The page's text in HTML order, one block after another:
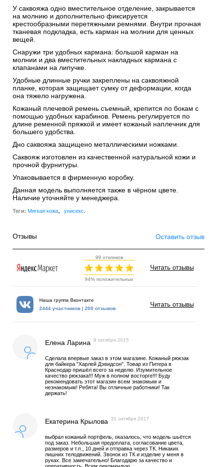
У саквояжа одно вместительное отделение, закрывается
на молнию и дополнительно фиксируется
крестообразными перетяжными ремнями. Внутри прочная
тканевая подкладка, есть карман на молнии для ценных
вещей.
Снаружи три удобных кармана: большой карман на
молнии и два вместительных накладных кармана с
клапанами на липучке.
Удобные длинные ручки закреплены на саквояжной
планке, которая защищает сумку от деформации, когда
она тяжело нагружена.
Кожаный плечевой ремень съемный, крепится по бокам с
помощью удобных карабинов. Ремень регулируется по
длине ременной пряжкой и имеет кожаный наплечник для
большего удобства.
Дно саквояжа защищено металлическими ножками.
Саквояж изготовлен из качественной натуральной кожи и
прочной фурнитуры.
Упаковывается в фирменную коробку.
Данная модель выполняется также в чёрном цвете.
Наличие уточняйте у менеджера.
Теги: Мягкая кожа унисекс
Отзывы Оставить отзыв
99 откликов
94% положительных
Читать отзывы
Наша группа Вконтакте
2444 участников | 200 отзывов
Читать отзывы
Елена Ларина 9 октября 2015
Сделала впервые заказ в этом магазине. Кожаный рюкзак
для байкера "Харлей Дэвидсон". Товар из Питера в
Краснодар пришёл всего за неделю. Изумительное
качество рюкзака!!! Муж в полном восторге!!! Буду
рекомендовать этот магазин всем знакомым и
незнакомым! Ребята! Вы отличные работники! Так
держать!
Екатерина Крылова 31 октября 2017
выбрал кожаный портфель, оказалось, что модель шьётся
под заказ. Небольшая предоплата, согласование цвета,
размеров и т.п., 10 дней и отправка через ТК. Никаких
лишних телодвижений. Звонок из ТК и изделие у меня в
руках. Все замечательно! Благодарю за качество и